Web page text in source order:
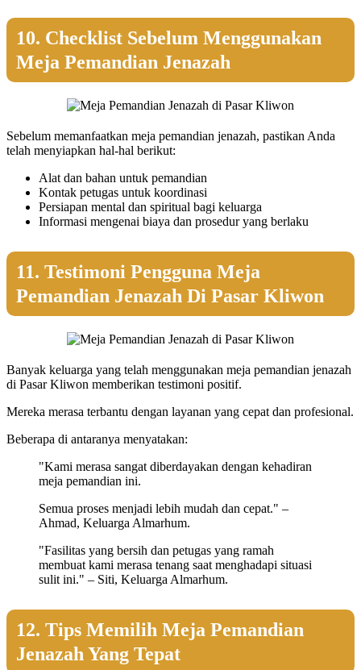
10. Checklist Sebelum Menggunakan
Meja Pemandian Jenazah
Sebelum memanfaatkan meja pemandian jenazah, pastikan Anda
telah menyiapkan hal-hal berikut:
Alat dan bahan untuk pemandian
Kontak petugas untuk koordinasi
Persiapan mental dan spiritual bagi keluarga
Informasi mengenai biaya dan prosedur yang berlaku
11. Testimoni Pengguna Meja
Pemandian Jenazah Di Pasar Kliwon
Banyak keluarga yang telah menggunakan meja pemandian jenazah
di Pasar Kliwon memberikan testimoni positif.
Mereka merasa terbantu dengan layanan yang cepat dan profesional.
Beberapa di antaranya menyatakan:
"Kami merasa sangat diberdayakan dengan kehadiran
meja pemandian ini.
Semua proses menjadi lebih mudah dan cepat." –
Ahmad, Keluarga Almarhum.
"Fasilitas yang bersih dan petugas yang ramah
membuat kami merasa tenang saat menghadapi situasi
sulit ini." – Siti, Keluarga Almarhum.
12. Tips Memilih Meja Pemandian
Jenazah Yang Tepat